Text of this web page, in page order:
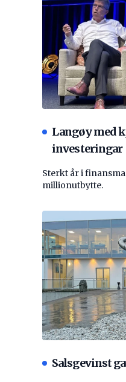
Langøy med
investeringar
Sterkt år i
millionutbytte.
Salsgevinst